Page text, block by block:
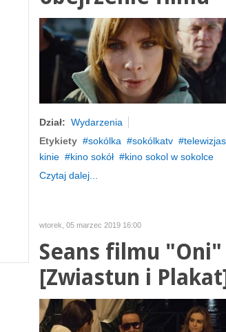
Dział: Wydarzenia
Etykiety
sokólka sokólkatv
kinie
kino sokół
kino sokol w sokolce
Czytaj dalej...
wtorek, 05 marzec 2019 16:00
Seans filmu "Oni"
[Zwiastun i